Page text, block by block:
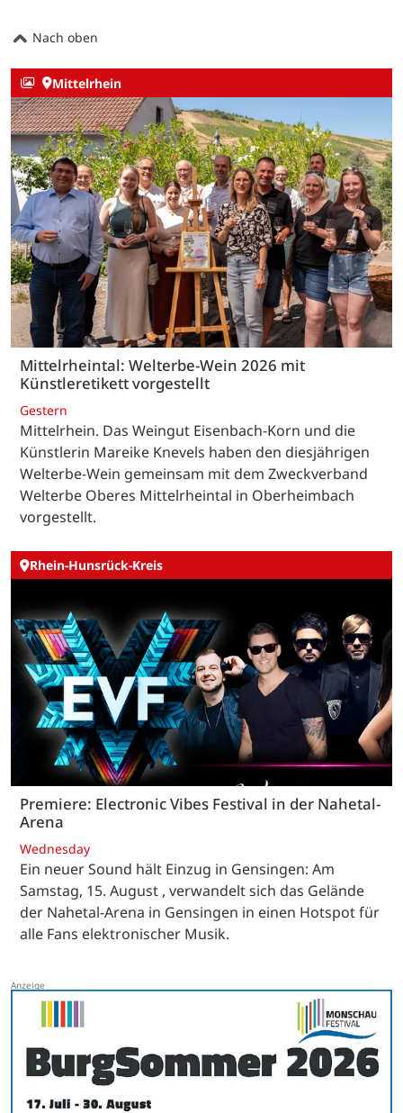
Nach oben
Mittelrhein
Mittelrheintal: Welterbe-Wein 2026 mit
Künstleretikett vorgestellt
Gestern
Mittelrhein. Das Weingut Eisenbach-Korn und die
Künstlerin Mareike Knevels haben den diesjährigen
Welterbe-Wein gemeinsam mit dem Zweckverband
Welterbe Oberes Mittelrheintal in Oberheimbach
vorgestellt.
Rhein-Hunsrück-Kreis
Premiere: Electronic Vibes Festival in der Nahetal-
Arena
Wednesday
Ein neuer Sound hält Einzug in Gensingen: Am
Samstag, 15. August , verwandelt sich das Gelände
der Nahetal-Arena in Gensingen in einen Hotspot für
alle Fans elektronischer Musik.